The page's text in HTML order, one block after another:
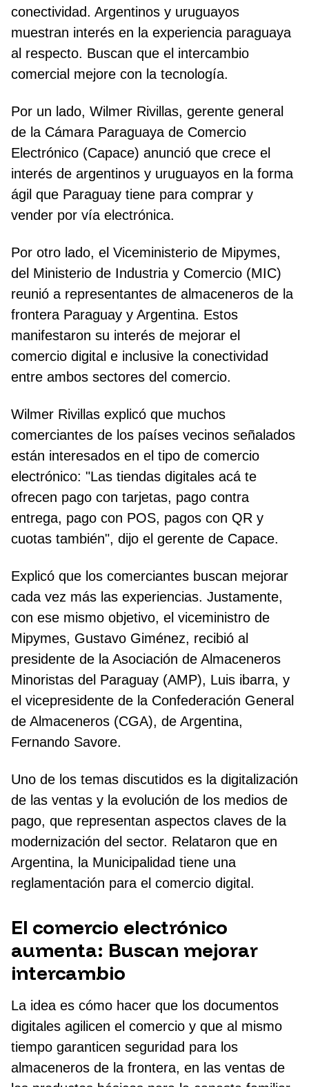
conectividad. Argentinos y uruguayos
muestran interés en la experiencia paraguaya
al respecto. Buscan que el intercambio
comercial mejore con la tecnología.
Por un lado, Wilmer Rivillas, gerente general
de la Cámara Paraguaya de Comercio
Electrónico (Capace) anunció que crece el
interés de argentinos y uruguayos en la forma
ágil que Paraguay tiene para comprar y
vender por vía electrónica.
Por otro lado, el Viceministerio de Mipymes,
del Ministerio de Industria y Comercio (MIC)
reunió a representantes de almaceneros de la
frontera Paraguay y Argentina. Estos
manifestaron su interés de mejorar el
comercio digital e inclusive la conectividad
entre ambos sectores del comercio.
Wilmer Rivillas explicó que muchos
comerciantes de los países vecinos señalados
están interesados en el tipo de comercio
electrónico: "Las tiendas digitales acá te
ofrecen pago con tarjetas, pago contra
entrega, pago con POS, pagos con QR y
cuotas también", dijo el gerente de Capace.
Explicó que los comerciantes buscan mejorar
cada vez más las experiencias. Justamente,
con ese mismo objetivo, el viceministro de
Mipymes, Gustavo Giménez, recibió al
presidente de la Asociación de Almaceneros
Minoristas del Paraguay (AMP), Luis ibarra, y
el vicepresidente de la Confederación General
de Almaceneros (CGA), de Argentina,
Fernando Savore.
Uno de los temas discutidos es la digitalización
de las ventas y la evolución de los medios de
pago, que representan aspectos claves de la
modernización del sector. Relataron que en
Argentina, la Municipalidad tiene una
reglamentación para el comercio digital.
El comercio electrónico
aumenta: Buscan mejorar
intercambio
La idea es cómo hacer que los documentos
digitales agilicen el comercio y que al mismo
tiempo garanticen seguridad para los
almaceneros de la frontera, en las ventas de